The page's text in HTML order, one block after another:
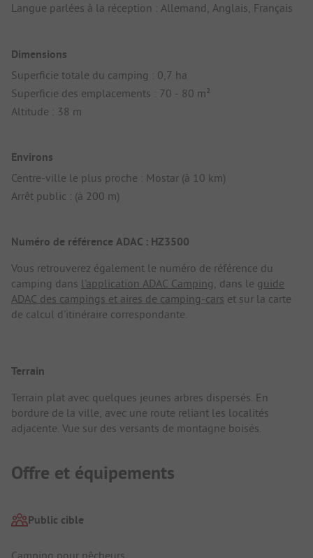
Langue parlées à la réception : Allemand, Anglais, Français
Dimensions
Superficie totale du camping : 0,7 ha
Superficie des emplacements : 70 - 80 m²
Altitude : 38 m
Environs
Centre-ville le plus proche : Mostar (à 10 km)
Arrêt public : (à 200 m)
Numéro de référence ADAC : HZ3500
Vous retrouverez également le numéro de référence du
camping dans l'application ADAC Camping, dans le guide
ADAC des campings et aires de camping-cars et sur la carte
de calcul d'itinéraire correspondante.
Terrain
Terrain plat avec quelques jeunes arbres dispersés. En
bordure de la ville, avec une route reliant les localités
adjacente. Vue sur des versants de montagne boisés.
Offre et équipements
Public cible